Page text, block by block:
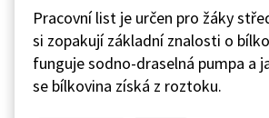
Pracovní list je určen pro žáky
si zopakují základní znalosti o
funguje sodno-draselná pumpa a
se bílkovina získá z roztoku.